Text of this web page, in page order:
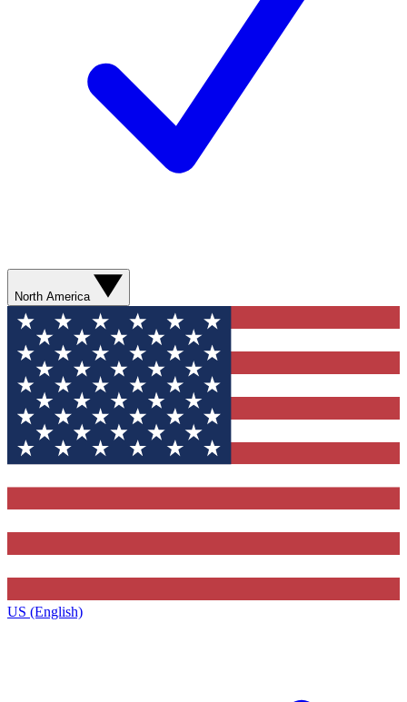
North America
US (English)